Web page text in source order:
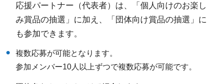
応援パートナー（代表者）は、「個人向けのお楽し
み賞品の抽選」に加え、「団体向け賞品の抽選」に
も参加できます。
複数応募が可能となります。
参加メンバー10人以上ずつで複数応募が可能です。